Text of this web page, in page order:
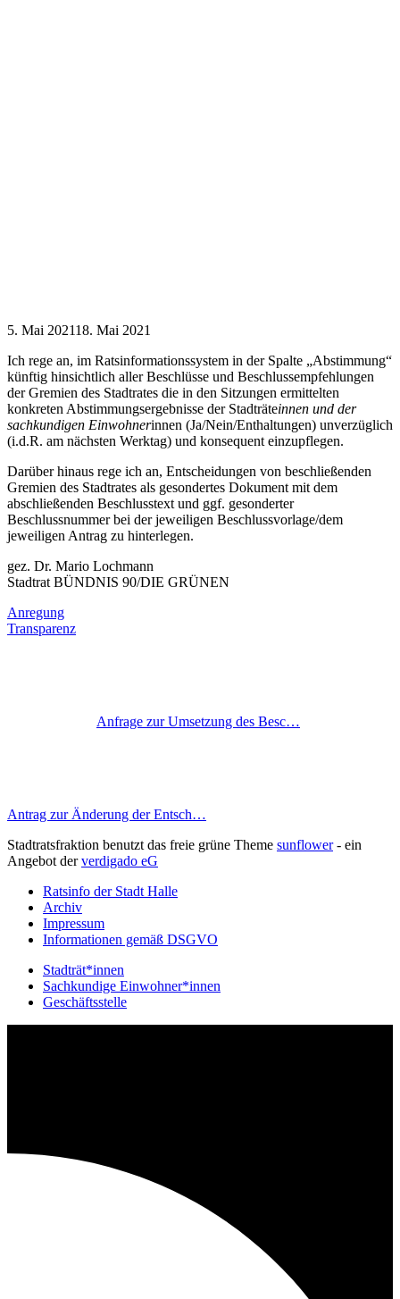
5. Mai 202118. Mai 2021
Ich rege an, im Ratsinformationssystem in der Spalte „Abstimmung“
künftig hinsichtlich aller Beschlüsse und Beschlussempfehlungen
der Gremien des Stadtrates die in den Sitzungen ermittelten
konkreten Abstimmungsergebnisse der Stadträteinnen und der
sachkundigen Einwohnerinnen (Ja/Nein/Enthaltungen) unverzüglich
(i.d.R. am nächsten Werktag) und konsequent einzupflegen.
Darüber hinaus rege ich an, Entscheidungen von beschließenden
Gremien des Stadtrates als gesondertes Dokument mit dem
abschließenden Beschlusstext und ggf. gesonderter
Beschlussnummer bei der jeweiligen Beschlussvorlage/dem
jeweiligen Antrag zu hinterlegen.
gez. Dr. Mario Lochmann
Stadtrat BÜNDNIS 90/DIE GRÜNEN
Anregung
Transparenz
Anfrage zur Umsetzung des Besc…
Antrag zur Änderung der Entsch…
Stadtratsfraktion benutzt das freie grüne Theme sunflower‐ ein
Angebot derverdigado eG
Ratsinfo der Stadt Halle
Archiv
Impressum
Informationen gemäß DSGVO
Stadträt*innen
Sachkundige Einwohner*innen
Geschäftsstelle